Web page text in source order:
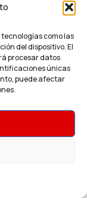
como las
del dispositivo. El
procesar datos
únicas
puede afectar